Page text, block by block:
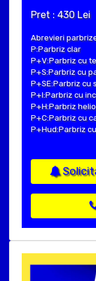
Pret : 430 Lei
Abrevieri
P:Parbriz clar
P+V:Parbriz cu
P+S:Parbriz cu
P+SE:Parbriz cu
P+I:Parbriz cu
P+H:Parbriz
P+C:Parbriz cu
P+Hud:Parbriz